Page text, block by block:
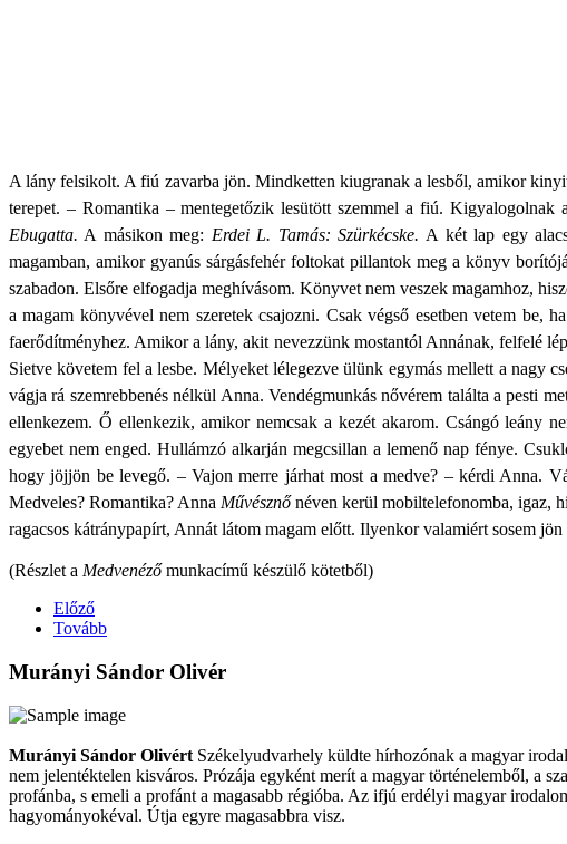
A lány felsikolt. A fiú zavarba jön. Mindketten kiugranak a lesből, amikor
terepet. – Romantika – mentegetőzik lesütött szemmel a fiú.
Ebugatta. A másikon meg: Erdei L. Tamás: Szürkécske. A két lap egy
magamban, amikor gyanús sárgásfehér foltokat pillantok meg a könyv
szabadon. Elsőre elfogadja meghívásom. Könyvet nem veszek magamhoz,
a magam könyvével nem szeretek csajozni. Csak végső esetben vetem be,
faerődítményhez. Amikor a lány, akit nevezzünk mostantól Annának, felfelé
Sietve követem fel a lesbe. Mélyeket lélegezve ülünk egymás mellett a nagy
vágja rá szemrebbenés nélkül Anna. Vendégmunkás nővérem találta a pesti
ellenkezem. Ő ellenkezik, amikor nemcsak a kezét akarom. Csángó leány
egyebet nem enged. Hullámzó alkarján megcsillan a lemenő nap fénye.
hogy jöjjön be levegő. – Vajon merre járhat most a medve? – kérdi Anna.
Medveles? Romantika? Anna Művésznőnéven kerül mobiltelefonomba, igaz,
ragacsos kátránypapírt, Annát látom magam előtt. Ilyenkor valamiért sosem
(Részlet a Medvenézőmunkacímű készülő kötetből)
Előző
Tovább
Murányi Sándor Olivér
Murányi Sándor Olivért Székelyudvarhely küldte hírhozónak a magyar
nem jelentéktelen kisváros. Prózája egyként merít a magyar történelemből, a
profánba, s emeli a profánt a magasabb régióba. Az ifjú erdélyi magyar
hagyományokéval. Útja egyre magasabbra visz.